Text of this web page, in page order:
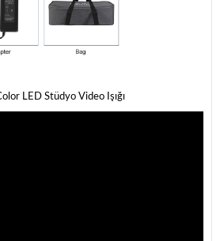
LED Stüdyo Video Işığı